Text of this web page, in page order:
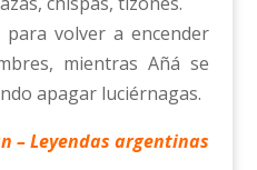
volver a encender
mientras Añá se
apagar luciérnagas.
– Leyendas argentinas